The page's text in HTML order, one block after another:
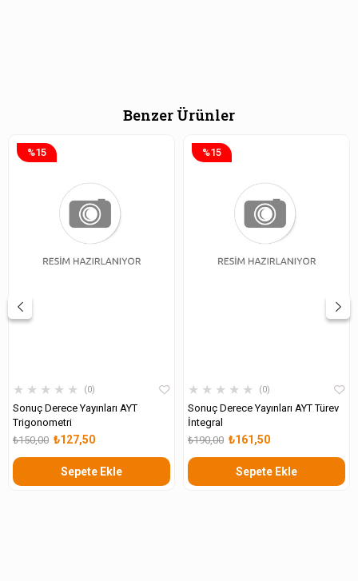
Benzer Ürünler
★ ★ ★ ★ ★ 0
Sonuç Derece Yayınları AYT
Trigonometri
₺127,50
₺150,00
Sepete Ekle
%15
★ ★ ★ ★ ★ 0
Sonuç Derece Yayınları AYT Türev
İntegral
₺161,50
₺190,00
Sepete Ekle
%15